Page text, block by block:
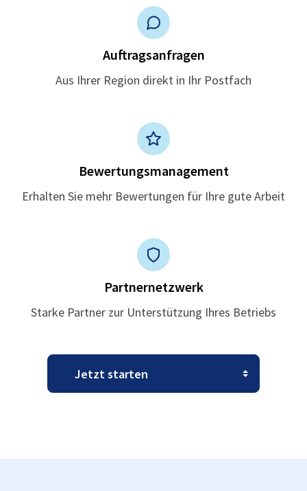
Auftragsanfragen
Aus Ihrer Region direkt in Ihr Postfach
Bewertungsmanagement
Erhalten Sie mehr Bewertungen für Ihre gute Arbeit
Partnernetzwerk
Starke Partner zur Unterstützung Ihres Betriebs